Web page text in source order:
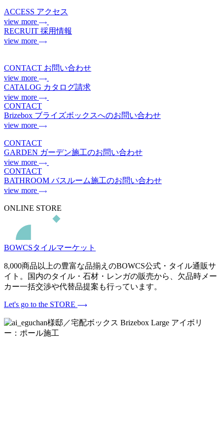
ACCESS アクセス
view more
RECRUIT 採用情報
view more
CONTACT お問い合わせ
view more
CATALOG カタログ請求
view more
CONTACT
Brizebox ブライズボックスへのお問い合わせ
view more
CONTACT
GARDEN ガーデン施工のお問い合わせ
view more
CONTACT
BATHROOM バスルーム施工のお問い合わせ
view more
ONLINE STORE
BOWCSタイルマーケット
8,000商品以上の豊富な品揃えのBOWCS公式・タイル通販サ
イト。国内のタイル・石材・レンガの販売から、欠品時メー
カー一括交渉や代替品提案も行っています。
Let's go to the STORE